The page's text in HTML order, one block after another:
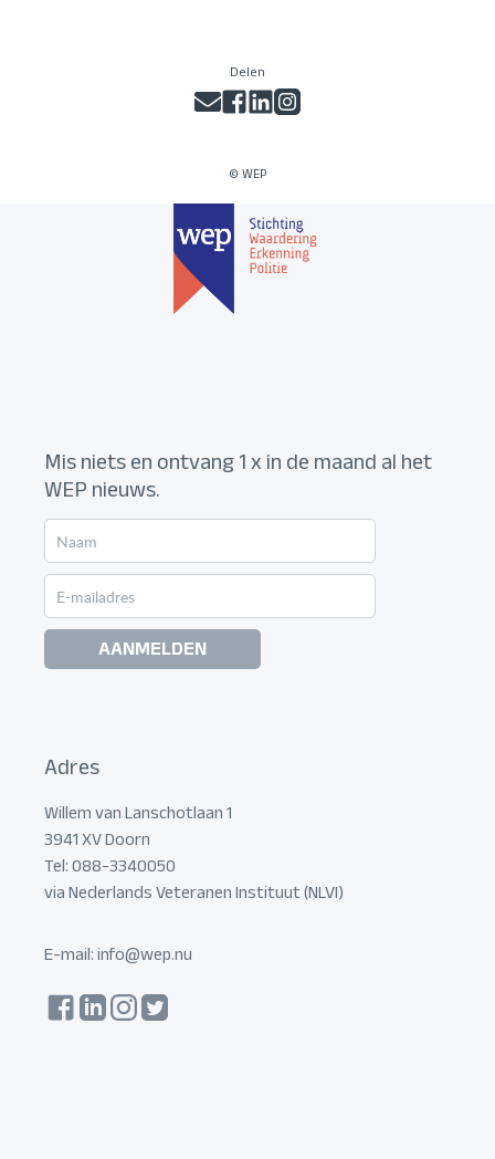
Delen
© WEP
Mis niets en ontvang 1 x in de maand al het
WEP nieuws.
AANMELDEN
Adres
Willem van Lanschotlaan 1
3941 XV Doorn
Tel: 088-3340050
via Nederlands Veteranen Instituut (NLVI)
E-mail:info@wep.nu